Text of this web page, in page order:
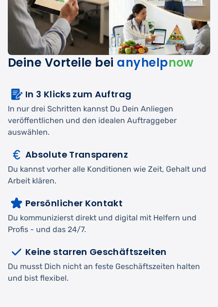
Deine Vorteile bei anyhelpnow
In 3 Klicks zum Auftrag
In nur drei Schritten kannst Du Dein Anliegen
veröffentlichen und den idealen Auftraggeber
auswählen.
Absolute Transparenz
Du kannst vorher alle Konditionen wie Zeit, Gehalt und
Arbeit klären.
Persönlicher Kontakt
Du kommunizierst direkt und digital mit Helfern und
Profis - und das 24/7.
Keine starren Geschäftszeiten
Du musst Dich nicht an feste Geschäftszeiten halten
und bist flexibel.